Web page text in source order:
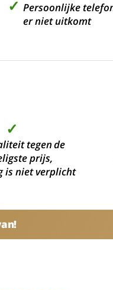
Persoonlijke
er niet uitkomt
✓
tegen de
prijs,
is niet verplicht